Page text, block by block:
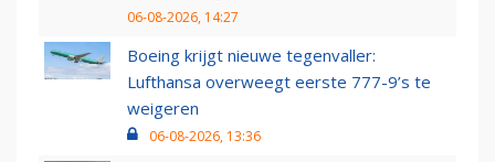
06-08-2026, 14:27
Boeing krijgt nieuwe tegenvaller:
Lufthansa overweegt eerste 777-9’s te
weigeren
06-08-2026, 13:36